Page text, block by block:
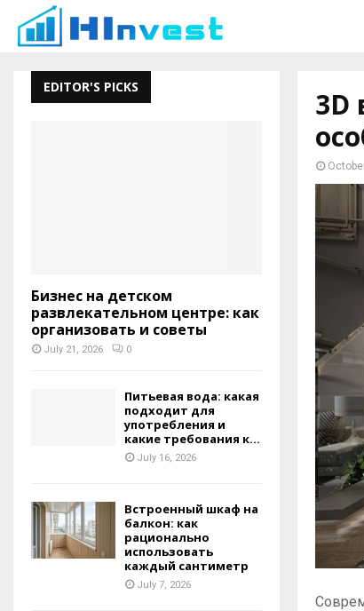
3D
EDITOR'S PICKS
Бизнес на детском
развлекательном центре: как
организовать и советы
July 21, 2026 0
Питьевая вода: какая
подходит для
употребления и
какие требования к...
July 16, 2026
Встроенный шкаф на
балкон: как
рационально
использовать
каждый сантиметр
July 7, 2026